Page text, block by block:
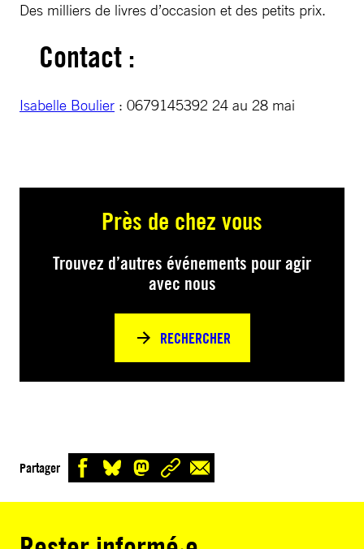
Des milliers de livres d’occasion et des petits prix.
Contact :
Isabelle Boulier : 0679145392 24 au 28 mai
Près de chez vous
Trouvez d’autres événements pour agir
avec nous
RECHERCHER
Partager